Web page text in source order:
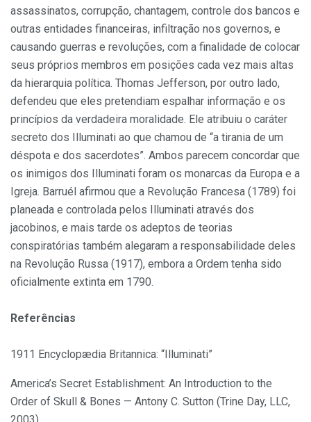
assassinatos, corrupção, chantagem, controle dos bancos e
outras entidades financeiras, infiltração nos governos, e
causando guerras e revoluções, com a finalidade de colocar
seus próprios membros em posições cada vez mais altas
da hierarquia política. Thomas Jefferson, por outro lado,
defendeu que eles pretendiam espalhar informação e os
princípios da verdadeira moralidade. Ele atribuiu o caráter
secreto dos Illuminati ao que chamou de “a tirania de um
déspota e dos sacerdotes”. Ambos parecem concordar que
os inimigos dos Illuminati foram os monarcas da Europa e a
Igreja. Barruél afirmou que a Revolução Francesa (1789) foi
planeada e controlada pelos Illuminati através dos
jacobinos, e mais tarde os adeptos de teorias
conspiratórias também alegaram a responsabilidade deles
na Revolução Russa (1917), embora a Ordem tenha sido
oficialmente extinta em 1790.
Referências
1911 Encyclopædia Britannica: “Illuminati”
America’s Secret Establishment: An Introduction to the
Order of Skull & Bones — Antony C. Sutton (Trine Day, LLC,